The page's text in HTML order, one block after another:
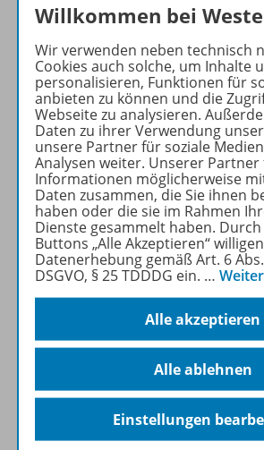
wir Ihnen einen
Ihren
einfach zu
Woche drei bis
großem Online
Mehr
Informationen
Spar-Pakete
Willkommen bei
Wir verwenden neben technisch
Cookies auch solche, um Inhalte
personalisieren, Funktionen für
anbieten zu können und die
Webseite zu analysieren.
Daten zu ihrer Verwendung
unsere Partner für soziale
Analysen weiter. Unserer
Informationen möglicherweise
Daten zusammen, die Sie ihnen
haben oder die sie im Rahmen
Dienste gesammelt haben.
Buttons „Alle Akzeptieren“
Datenerhebung gemäß Art. 6 Abs.
DSGVO, § 25 TDDDG ein. …
Alle akzeptieren
Alle ablehnen
Einstellungen